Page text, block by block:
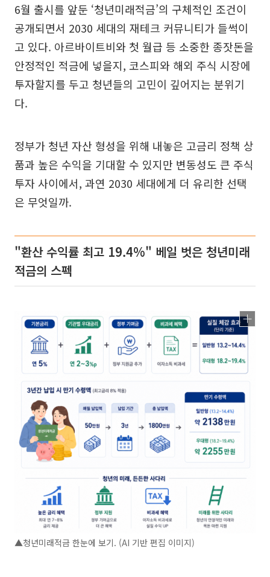
6월 출시를 앞둔 ‘청년미래적금’의 구체적인 조건이
공개되면서 2030 세대의 재테크 커뮤니티가 들썩이
고 있다. 아르바이트비와 첫 월급 등 소중한 종잣돈을
안정적인 적금에 넣을지, 코스피와 해외 주식 시장에
투자할지를 두고 청년들의 고민이 깊어지는 분위기
다.
정부가 청년 자산 형성을 위해 내놓은 고금리 정책 상
품과 높은 수익을 기대할 수 있지만 변동성도 큰 주식
투자 사이에서, 과연 2030 세대에게 더 유리한 선택
은 무엇일까.
"환산 수익률 최고 19.4%" 베일 벗은 청년미래
적금의 스펙
▲청년미래적금 한눈에 보기. (AI 기반 편집 이미지)